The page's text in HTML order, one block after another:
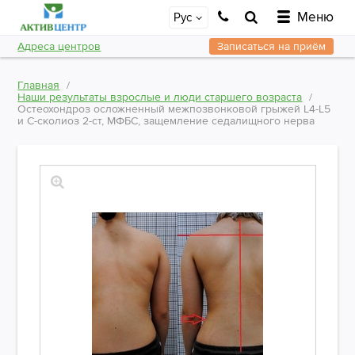
Рус Меню
Адреса центров Записаться на приём
Главная
Наши результаты взрослые и люди старшего возраста
Остеохондроз осложненный межпозвонковой грыжей L4-L5
и С-сколиоз 2-ст, МФБС, защемление седалищного нерва